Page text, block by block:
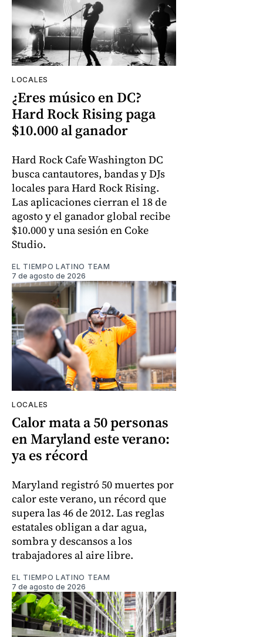
LOCALES
¿Eres músico en DC?
Hard Rock Rising paga
$10.000 al ganador
Hard Rock Cafe Washington DC
busca cantautores, bandas y DJs
locales para Hard Rock Rising.
Las aplicaciones cierran el 18 de
agosto y el ganador global recibe
$10.000 y una sesión en Coke
Studio.
EL TIEMPO LATINO TEAM
7 de agosto de 2026
LOCALES
Calor mata a 50 personas
en Maryland este verano:
ya es récord
Maryland registró 50 muertes por
calor este verano, un récord que
supera las 46 de 2012. Las reglas
estatales obligan a dar agua,
sombra y descansos a los
trabajadores al aire libre.
EL TIEMPO LATINO TEAM
7 de agosto de 2026